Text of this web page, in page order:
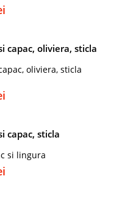
capac, oliviera, sticla
oliviera, sticla
capac, sticla
si lingura